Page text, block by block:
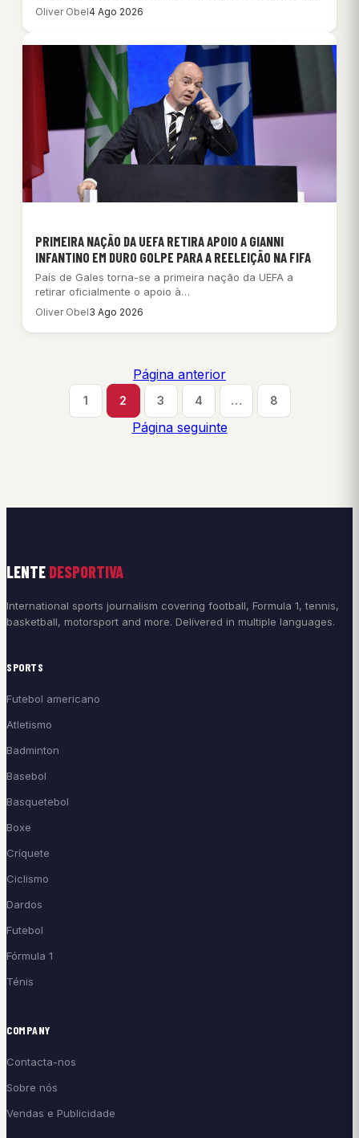
Oliver Obel4 Ago 2026
PRIMEIRA NAÇÃO DA UEFA RETIRA APOIO A GIANNI
INFANTINO EM DURO GOLPE PARA A REELEIÇÃO NA FIFA
País de Gales torna-se a primeira nação da UEFA a
retirar oficialmente o apoio à…
Oliver Obel3 Ago 2026
Página anterior
1 2 3 4 … 8
Página seguinte
LENTE DESPORTIVA
International sports journalism covering football, Formula 1, tennis,
basketball, motorsport and more. Delivered in multiple languages.
SPORTS
Futebol americano
Atletismo
Badminton
Basebol
Basquetebol
Boxe
Críquete
Ciclismo
Dardos
Futebol
Fórmula 1
Ténis
COMPANY
Contacta-nos
Sobre nós
Vendas e Publicidade